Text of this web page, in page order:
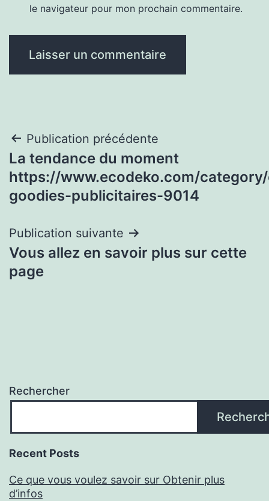
le navigateur pour mon prochain commentaire.
Navigation
de
l’article
Publication précédente
La tendance du moment
https://www.ecodeko.com/
goodies-publicitaires-9014
Publication suivante
Vous allez en savoir plus sur cette
page
Rechercher
Recent Posts
Ce que vous voulez savoir sur Obtenir plus
d’infos